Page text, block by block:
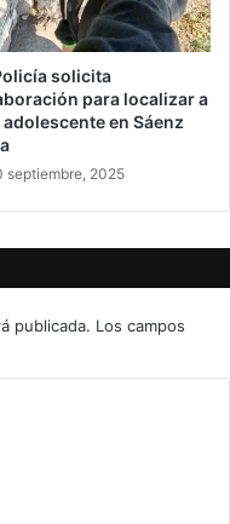
solicita
para localizar a
adolescente en Sáenz
septiembre, 2025
publicada. Los campos